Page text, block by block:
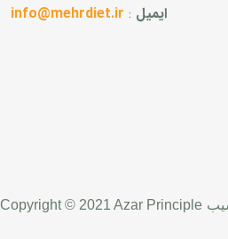
ایمیل :
info@mehrdiet.ir
Copyright © 2021 Azar Principle